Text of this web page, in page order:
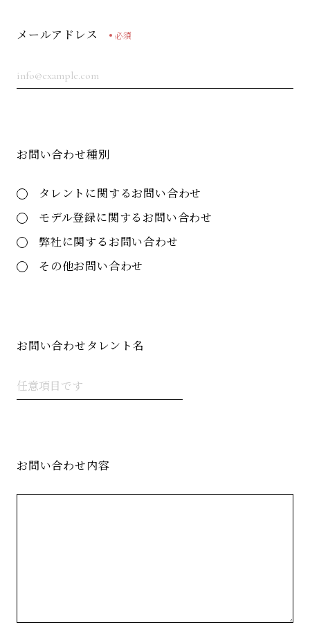
メールアドレス 必須
お問い合わせ種別
タレントに関するお問い合わせ
モデル登録に関するお問い合わせ
弊社に関するお問い合わせ
その他お問い合わせ
お問い合わせタレント名
お問い合わせ内容